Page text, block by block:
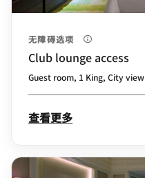
无障碍选项
Club lounge access
Guest room, 1 King, City view
查看更多